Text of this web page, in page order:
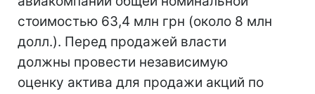
стоимостью 63,4 млн грн (около 8 млн
долл.). Перед продажей власти
должны провести независимую
оценку актива для продажи акций по